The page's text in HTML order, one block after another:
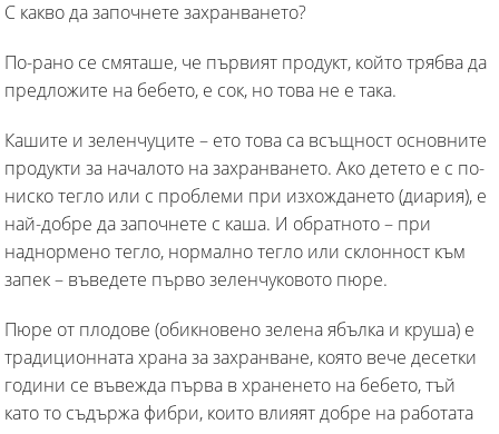
С какво да започнете захранването?
По-рано се смяташе, че първият продукт, който трябва да
предложите на бебето, е сок, но това не е така.
Кашите и зеленчуците – ето това са всъщност основните
продукти за началото на захранването. Ако детето е с по-
ниско тегло или с проблеми при изхождането (диария), е
най-добре да започнете с каша. И обратното – при
наднормено тегло, нормално тегло или склонност към
запек – въведете първо зеленчуковото пюре.
Пюре от плодове (обикновено зелена ябълка и круша) е
традиционната храна за захранване, която вече десетки
години се въвежда първа в храненето на бебето, тъй
като то съдържа фибри, които влияят добре на работата